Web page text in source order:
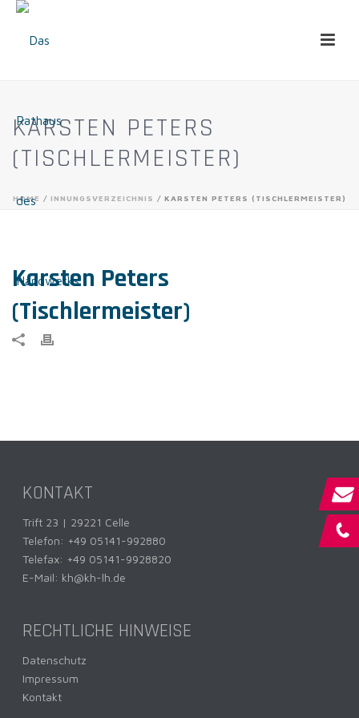
KARSTEN PETERS
(TISCHLERMEISTER)
HOME / INNUNGSVERZEICHNIS / KARSTEN PETERS (TISCHLERMEISTER)
Karsten Peters
(Tischlermeister)
KONTAKT
Trift 23 | 29221 Celle
Telefon: +49 05141-992880
Telefax: +49 05141-9928820
E-Mail: kh@kh-lh.de
RECHTLICHE HINWEISE
Datenschutz
Impressum
Kontakt